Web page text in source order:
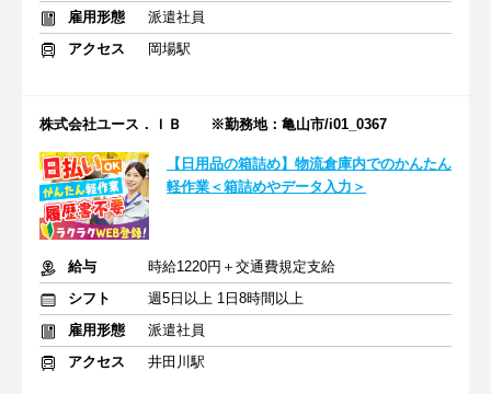
雇用形態
派遣社員
アクセス
岡場駅
株式会社ユース．ＩＢ ※勤務地：亀山市/i01_0367
【日用品の箱詰め】物流倉庫内でのかんたん
軽作業＜箱詰めやデータ入力＞
給与
時給1220円＋交通費規定支給
シフト
週5日以上 1日8時間以上
雇用形態
派遣社員
アクセス
井田川駅